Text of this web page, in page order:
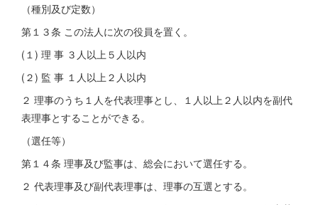
（種別及び定数）
第１３条 この法人に次の役員を置く。
(１) 理 事 ３人以上５人以内
(２) 監 事 １人以上２人以内
２ 理事のうち１人を代表理事とし、１人以上２人以内を副代
表理事とすることができる。
（選任等）
第１４条 理事及び監事は、総会において選任する。
２ 代表理事及び副代表理事は、理事の互選とする。